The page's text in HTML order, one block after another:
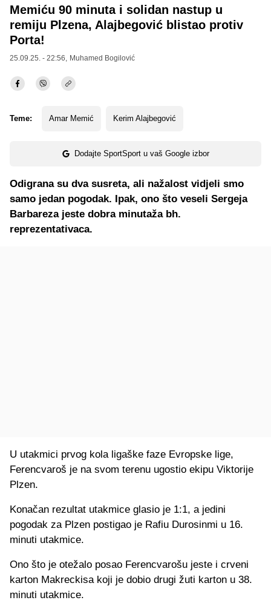
Memiću 90 minuta i solidan nastup u
remiju Plzena, Alajbegović blistao protiv
Porta!
25.09.25. - 22:56, Muhamed Bogilović
Teme: Amar Memić Kerim Alajbegović
Dodajte SportSport u vaš Google izbor
Odigrana su dva susreta, ali nažalost vidjeli smo
samo jedan pogodak. Ipak, ono što veseli Sergeja
Barbareza jeste dobra minutaža bh.
reprezentativaca.
U utakmici prvog kola ligaške faze Evropske lige,
Ferencvaroš je na svom terenu ugostio ekipu Viktorije
Plzen.
Konačan rezultat utakmice glasio je 1:1, a jedini
pogodak za Plzen postigao je Rafiu Durosinmi u 16.
minuti utakmice.
Ono što je otežalo posao Ferencvarošu jeste i crveni
karton Makreckisa koji je dobio drugi žuti karton u 38.
minuti utakmice.